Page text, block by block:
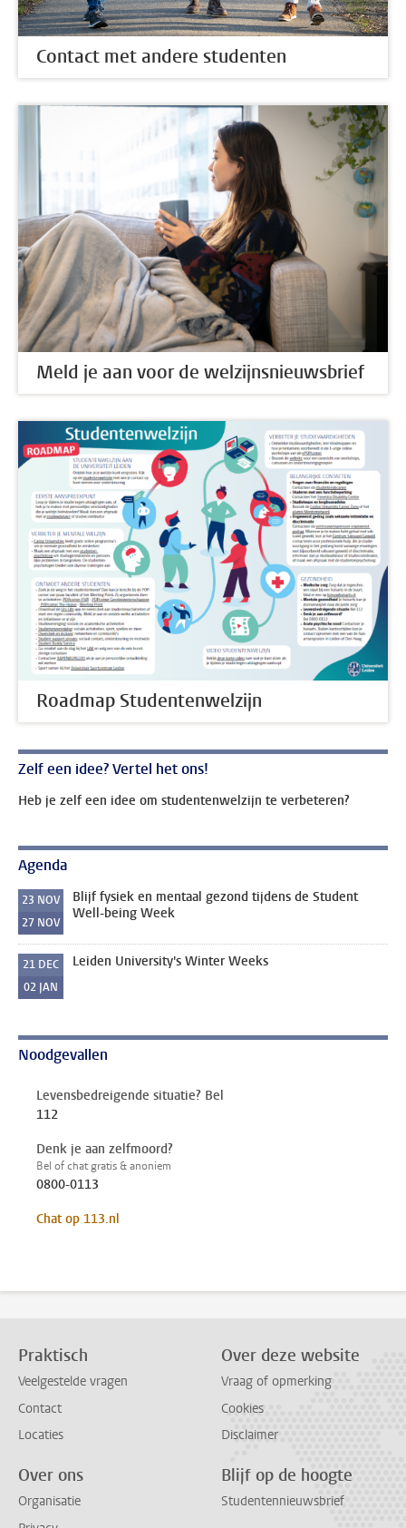
Contact met andere studenten
Meld je aan voor de welzijnsnieuwsbrief
Roadmap Studentenwelzijn
Zelf een idee? Vertel het ons!
Heb je zelf een idee om studentenwelzijn te verbeteren?
Agenda
23 NOV
27 NOV
Blijf fysiek en mentaal gezond tijdens de Student
Well-being Week
21 DEC
02 JAN
Leiden University's Winter Weeks
Noodgevallen
Levensbedreigende situatie? Bel
112
Denk je aan zelfmoord?
Bel of chat gratis & anoniem
0800-0113
Chat op 113.nl
Praktisch
Veelgestelde vragen
Contact
Locaties
Over deze website
Vraag of opmerking
Cookies
Disclaimer
Over ons
Organisatie
Blijf op de hoogte
Studentennieuwsbrief